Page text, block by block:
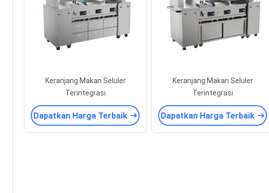
Keranjang Makan Seluler
Terintegrasi
Dapatkan Harga Terbaik
Keranjang Makan Seluler
Terintegrasi
Dapatkan Harga Terbaik